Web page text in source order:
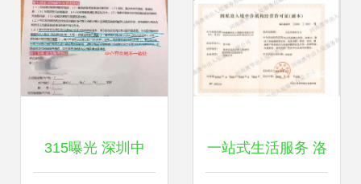
责任》
315曝光 深圳中 一站式生活服务 洛